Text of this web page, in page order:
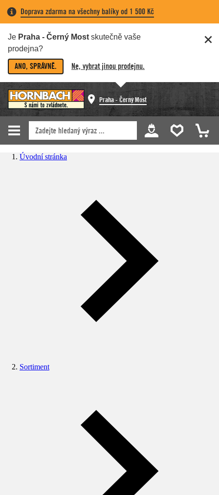
Doprava zdarma na všechny balíky od 1 500 Kč
Je Praha - Černý Most skutečně vaše
prodejna?
ANO, SPRÁVNĚ. Ne, vybrat jinou prodejnu.
Praha - Černý Most
Úvodní stránka
Sortiment